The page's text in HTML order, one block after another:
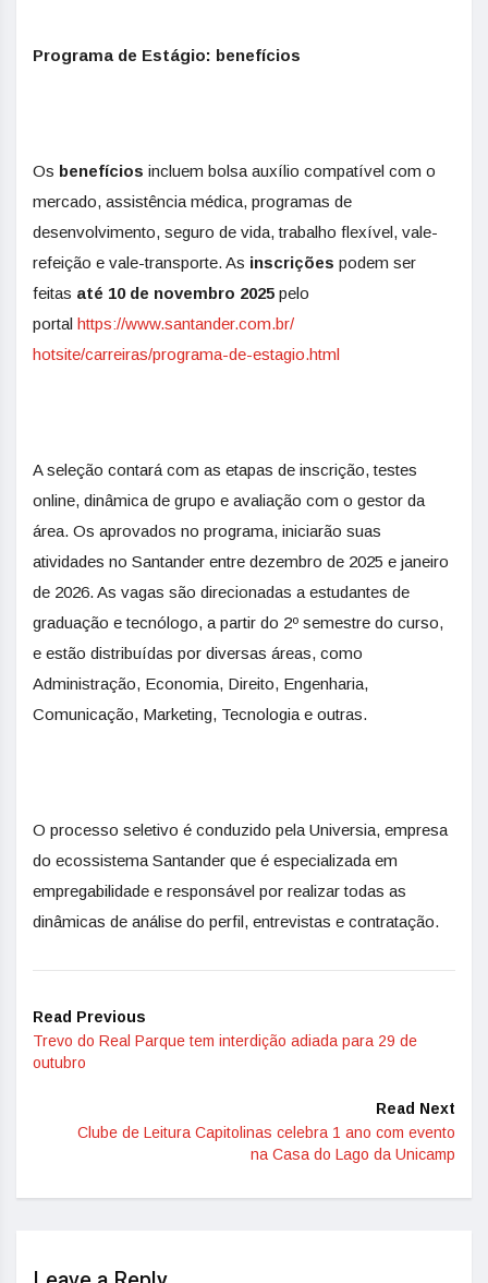
Programa de Estágio: benefícios
Os benefícios incluem bolsa auxílio compatível com o
mercado, assistência médica, programas de
desenvolvimento, seguro de vida, trabalho flexível, vale-
refeição e vale-transporte. As inscrições podem ser
feitas até 10 de novembro 2025 pelo
portal https://www.santander.com.br/
hotsite/carreiras/programa-de-estagio.html
A seleção contará com as etapas de inscrição, testes
online, dinâmica de grupo e avaliação com o gestor da
área. Os aprovados no programa, iniciarão suas
atividades no Santander entre dezembro de 2025 e janeiro
de 2026. As vagas são direcionadas a estudantes de
graduação e tecnólogo, a partir do 2º semestre do curso,
e estão distribuídas por diversas áreas, como
Administração, Economia, Direito, Engenharia,
Comunicação, Marketing, Tecnologia e outras.
O processo seletivo é conduzido pela Universia, empresa
do ecossistema Santander que é especializada em
empregabilidade e responsável por realizar todas as
dinâmicas de análise do perfil, entrevistas e contratação.
Read Previous
Trevo do Real Parque tem interdição adiada para 29 de
outubro
Read Next
Clube de Leitura Capitolinas celebra 1 ano com evento
na Casa do Lago da Unicamp